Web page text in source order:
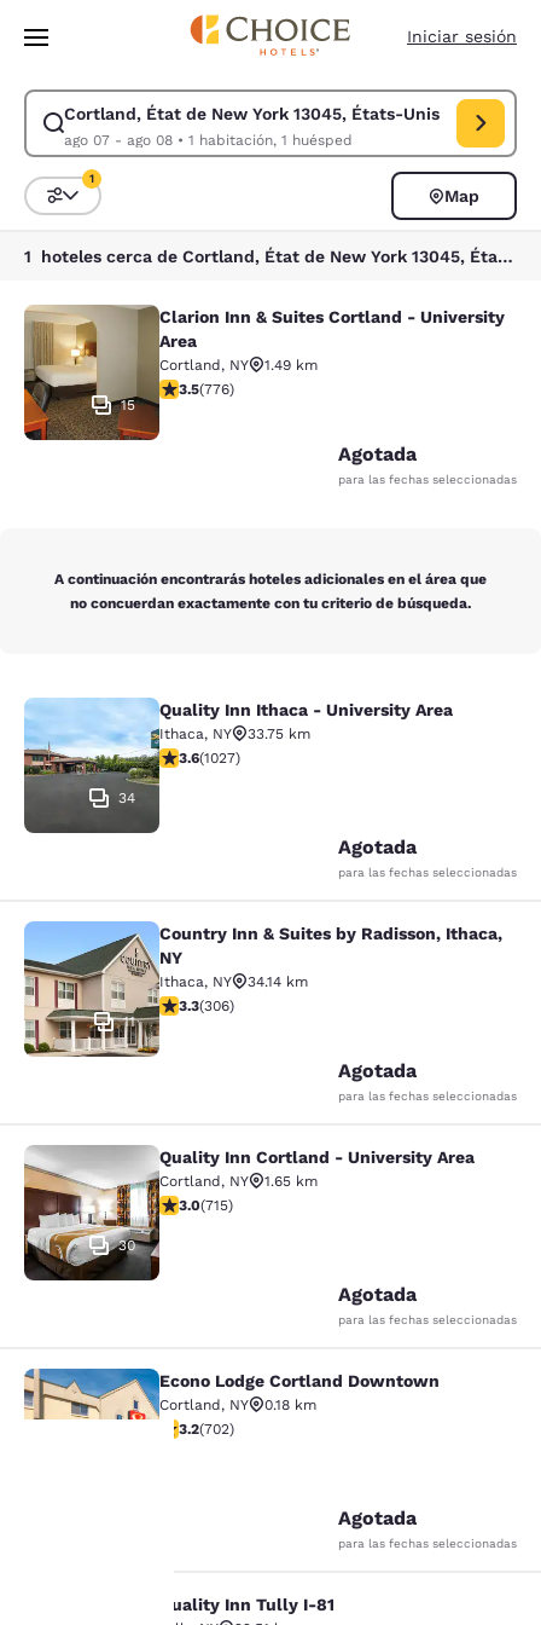
Saltar A Contenido Principal
Iniciar sesión
Cortland, État de New York 13045, États-Unis
ago 07 - ago 08• 1 habitación, 1 huésped
Modificar búsqueda para Cortland, État de New York 13045, États-
Ordenar y filtrar
1
Map
1 hoteles cerca de Cortland, État de New York 13045, États-Unis coinciden con tus filtros
Clarion Inn & Suites Cortland -
15
Clarion Inn & Suites Cortland - University
Area
Cortland, NY
1.49 km
Calificación de 3.45 estrellas. Bueno. 776 reseñas
3.5(776)
Agotada
para las fechas seleccionadas
A continuación encontrarás hoteles adicionales en el área que
no concuerdan exactamente con tu criterio de búsqueda.
Quality Inn Ithaca - University Area
34
Quality Inn Ithaca - University Area
Ithaca, NY
33.75 km
Calificación de 3.59 estrellas. Bueno. 1027 reseñas
3.6(1027)
Agotada
para las fechas seleccionadas
Country Inn & Suites by Radisson,
11
Country Inn & Suites by Radisson, Ithaca,
NY
Ithaca, NY
34.14 km
Calificación de 3.3 estrellas. Bueno. 306 reseñas
3.3(306)
Agotada
para las fechas seleccionadas
Quality Inn Cortland - University
30
Quality Inn Cortland - University Area
Cortland, NY
1.65 km
Calificación de 2.96 estrellas. Razonable. 715 reseñas
3.0(715)
Agotada
para las fechas seleccionadas
Econo Lodge Cortland Downtown
Econo Lodge Cortland Downtown
Cortland, NY
0.18 km
Calificación de 3.23 estrellas. Bueno. 702 reseñas
3.2(702)
Agotada
para las fechas seleccionadas
Quality Inn Tully I-81
Quality Inn Tully I-81